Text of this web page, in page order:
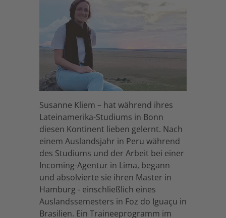
Susanne Kliem – hat während ihres
Lateinamerika-Studiums in Bonn
diesen Kontinent lieben gelernt. Nach
einem Auslandsjahr in Peru während
des Studiums und der Arbeit bei einer
Incoming-Agentur in Lima, begann
und absolvierte sie ihren Master in
Hamburg - einschließlich eines
Auslandssemesters in Foz do Iguaçu in
Brasilien. Ein Traineeprogramm im